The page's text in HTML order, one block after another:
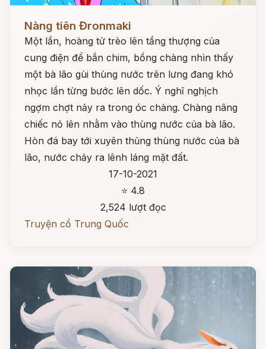
Nàng tiên Đronmaki
Một lần, hoàng tử trèo lên tầng thượng của
cung điện để bắn chim, bồng chàng nhìn thấy
một bà lão gùi thùng nước trên lưng đang khó
nhọc lần từng bước lên dốc. Ý nghĩ nghịch
ngợm chợt nảy ra trong óc chàng. Chàng nâng
chiếc nỏ lên nhằm vào thùng nước của bà lão.
Hòn đá bay tới xuyên thủng thùng nước của bà
lão, nước chảy ra lênh láng mặt đất.
17-10-2021
⭐ 4.8
2,524 lượt đọc
Truyện cổ Trung Quốc